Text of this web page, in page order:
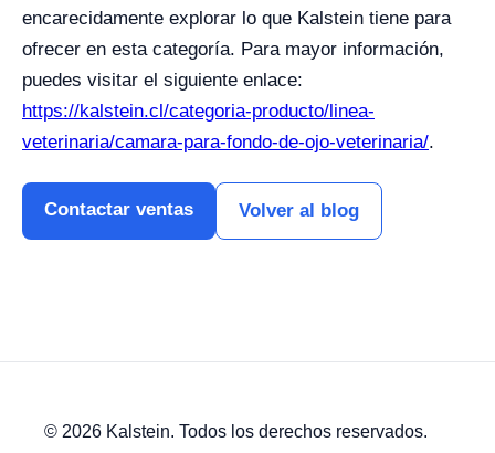
encarecidamente explorar lo que Kalstein tiene para
ofrecer en esta categoría. Para mayor información,
puedes visitar el siguiente enlace:
https://kalstein.cl/categoria-producto/linea-
veterinaria/camara-para-fondo-de-ojo-veterinaria/.
Contactar ventas Volver al blog
© 2026 Kalstein. Todos los derechos reservados.